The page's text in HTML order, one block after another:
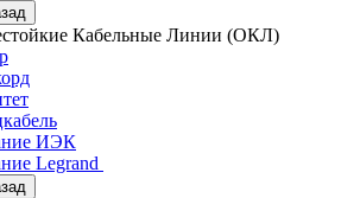
Кабельные Линии (ОКЛ)
ИЭК
Legrand